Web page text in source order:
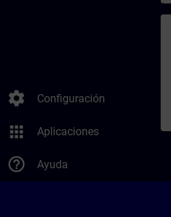
settings Configuración
apps Aplicaciones
help_outline Ayuda